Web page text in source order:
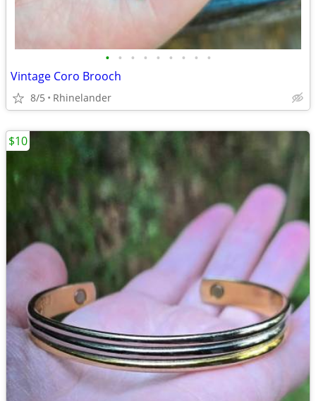
• • • • • • • • •
Vintage Coro Brooch
8/5 Rhinelander
$10